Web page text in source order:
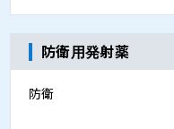
防衛用発射薬
防衛